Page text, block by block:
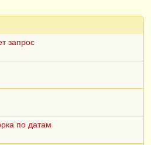
справочника Файлы
();
реквизита Картинка
запрос
по датам